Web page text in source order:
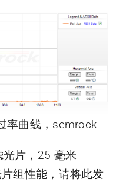
率曲线，semrock
片，25 毫米
组性能，请将此发